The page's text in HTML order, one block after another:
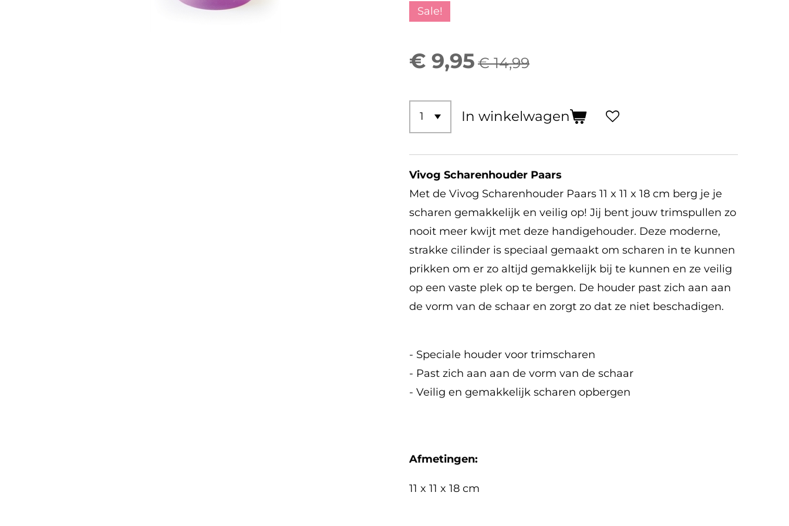
Sale!
€ 9,95 € 14,99
In winkelwagen
Vivog Scharenhouder Paars
Met de Vivog Scharenhouder Paars 11 x 11 x 18 cm berg je je
scharen gemakkelijk en veilig op! Jij bent jouw trimspullen zo
nooit meer kwijt met deze handigehouder. Deze moderne,
strakke cilinder is speciaal gemaakt om scharen in te kunnen
prikken om er zo altijd gemakkelijk bij te kunnen en ze veilig
op een vaste plek op te bergen. De houder past zich aan aan
de vorm van de schaar en zorgt zo dat ze niet beschadigen.
- Speciale houder voor trimscharen
- Past zich aan aan de vorm van de schaar
- Veilig en gemakkelijk scharen opbergen
Afmetingen:
11 x 11 x 18 cm